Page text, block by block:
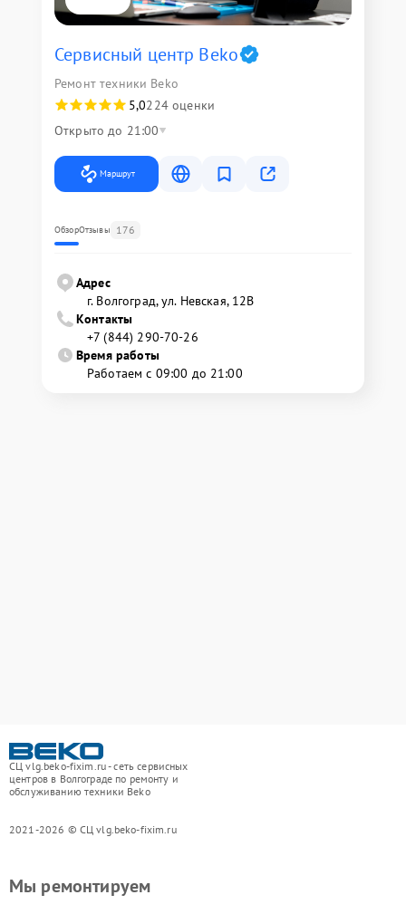
Сервисный центр Beko
Ремонт техники Beko
5,0224 оценки
Открыто до 21:00
Маршрут
ОбзорОтзывы 176
Адрес
г. Волгоград, ул. Невская, 12В
Контакты
+7 (844) 290-70-26
Время работы
Работаем с 09:00 до 21:00
СЦ vlg.beko-fixim.ru - сеть сервисных
центров в Волгограде по ремонту и
обслуживанию техники Beko
2021-2026 © СЦ vlg.beko-fixim.ru
Мы ремонтируем